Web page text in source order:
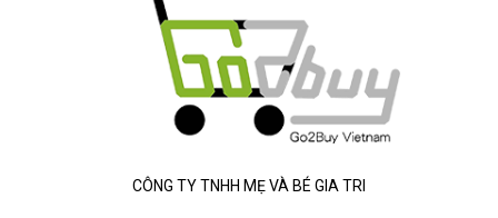
CÔNG TY TNHH MẸ VÀ BÉ GIA TRI